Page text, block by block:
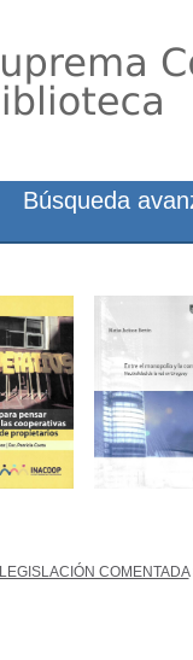
LEGISLACIÓN COMENTADA
Búsqueda